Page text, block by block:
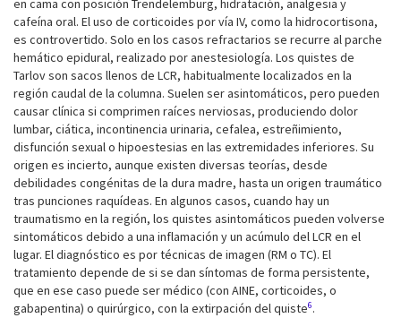
en cama con posición Trendelemburg, hidratación, analgesia y
cafeína oral. El uso de corticoides por vía IV, como la hidrocortisona,
es controvertido. Solo en los casos refractarios se recurre al parche
hemático epidural, realizado por anestesiología. Los quistes de
Tarlov son sacos llenos de LCR, habitualmente localizados en la
región caudal de la columna. Suelen ser asintomáticos, pero pueden
causar clínica si comprimen raíces nerviosas, produciendo dolor
lumbar, ciática, incontinencia urinaria, cefalea, estreñimiento,
disfunción sexual o hipoestesias en las extremidades inferiores. Su
origen es incierto, aunque existen diversas teorías, desde
debilidades congénitas de la dura madre, hasta un origen traumático
tras punciones raquídeas. En algunos casos, cuando hay un
traumatismo en la región, los quistes asintomáticos pueden volverse
sintomáticos debido a una inflamación y un acúmulo del LCR en el
lugar. El diagnóstico es por técnicas de imagen (RM o TC). El
tratamiento depende de si se dan síntomas de forma persistente,
que en ese caso puede ser médico (con AINE, corticoides, o
gabapentina) o quirúrgico, con la extirpación del quiste6.